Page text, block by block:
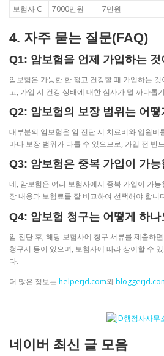
보험사 C
7000만원 7만원
4. 자주 묻는 질문(FAQ)
Q1: 암보험을 언제 가입하는 것
암보험은 가능한 한 젊고 건강할 때 가입하는
고, 가입 시 건강 상태에 대한 심사가 덜 까다롭
Q2: 암보험의 보장 범위는 어떻
대부분의 암보험은 암 진단 시 치료비와 입원비
마다 보장 범위가 다를 수 있으므로, 가입 전 반
Q3: 암보험은 중복 가입이 가능
네, 암보험은 여러 보험사에서 중복 가입이 가
장 내용과 보험료를 잘 비교하여 선택해야 합니
Q4: 암보험 청구는 어떻게 하나
암 진단 후, 해당 보험사에 청구 서류를 제출하
청구서 등이 있으며, 보험사에 따라 상이할 수
다.
더 많은 정보는 helperjd.com와
네이버 최신 글 모음